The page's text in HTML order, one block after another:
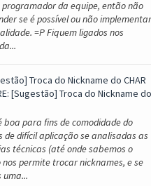
programador da equipe, então não
se é possível ou não implementar
=P Fiquem ligados nos
Troca do Nickname do CHAR
[Sugestão] Troca do Nickname do
boa para fins de comodidade do
de difícil aplicação se analisadas as
técnicas (até onde sabemos o
permite trocar nicknames, e se